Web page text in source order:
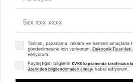
© 2008 - 2026
Tanıtım, pazarlama, reklam ve benzeri amaçlarla
gönderilmesine izin veriyorum. Elektronik Ticari İleti
veriyorum.
Paylaştığım bilgilerin KVKK kapsamında tarafınızca
üzerinden bilgilendirmeleri almayı kabul ediyorum.